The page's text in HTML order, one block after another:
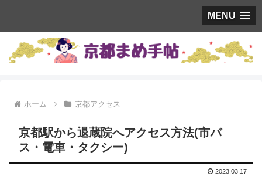
MENU
ホーム 京都アクセス
京都駅から退蔵院へアクセス方法(市バ
ス・電車・タクシー)
2023.03.17